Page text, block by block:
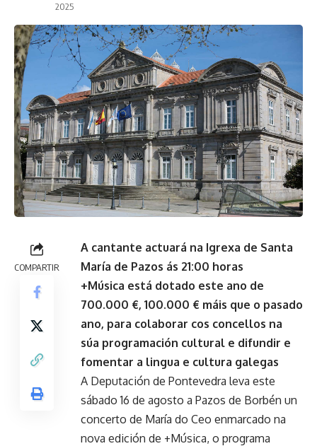
2025
COMPARTIR
A cantante actuará na Igrexa de Santa
María de Pazos ás 21:00 horas
+Música está dotado este ano de
700.000 €, 100.000 € máis que o pasado
ano, para colaborar cos concellos na
súa programación cultural e difundir e
fomentar a lingua e cultura galegas
A Deputación de Pontevedra leva este
sábado 16 de agosto a Pazos de Borbén un
concerto de María do Ceo enmarcado na
nova edición de +Música, o programa